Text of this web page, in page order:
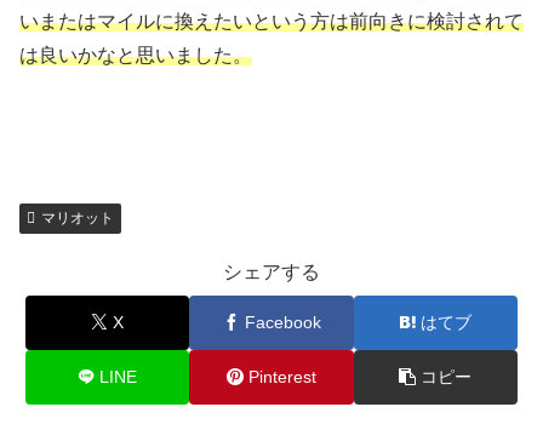
いまたはマイルに換えたいという方は前向きに検討されて
は良いかなと思いました。
マリオット
シェアする
X Facebook はてブ
LINE Pinterest コピー